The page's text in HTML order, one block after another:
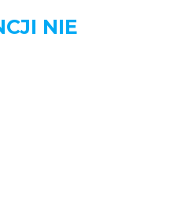
NIE